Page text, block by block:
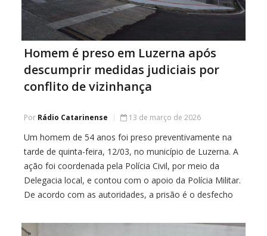
Homem é preso em Luzerna após
descumprir medidas judiciais por
conflito de vizinhança
Por Rádio Catarinense 13 de março de 2026
Um homem de 54 anos foi preso preventivamente na
tarde de quinta-feira, 12/03, no município de Luzerna. A
ação foi coordenada pela Polícia Civil, por meio da
Delegacia local, e contou com o apoio da Polícia Militar.
De acordo com as autoridades, a prisão é o desfecho